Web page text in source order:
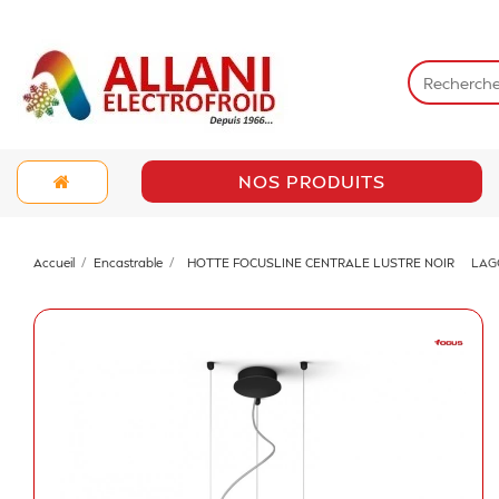
NOS PRODUITS
Accueil Encastrable HOTTE FOCUSLINE CENTRALE LUSTRE NOIR